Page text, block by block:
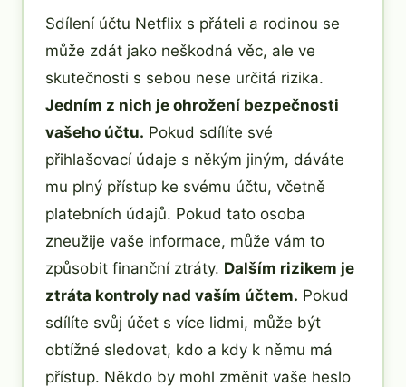
Sdílení účtu Netflix s přáteli a rodinou se
může zdát jako neškodná věc, ale ve
skutečnosti s sebou nese určitá rizika.
Jedním z nich je ohrožení bezpečnosti
vašeho účtu. Pokud sdílíte své
přihlašovací údaje s někým jiným, dáváte
mu plný přístup ke svému účtu, včetně
platebních údajů. Pokud tato osoba
zneužije vaše informace, může vám to
způsobit finanční ztráty. Dalším rizikem je
ztráta kontroly nad vaším účtem. Pokud
sdílíte svůj účet s více lidmi, může být
obtížné sledovat, kdo a kdy k němu má
přístup. Někdo by mohl změnit vaše heslo